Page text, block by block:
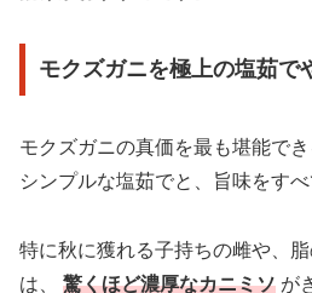
モクズガニを極上の塩茹で
モクズガニの真価を最も堪能で
シンプルな塩茹でと、旨味をすべ
特に秋に獲れる子持ちの雌や、
は、 驚くほど濃厚なカニミソ が